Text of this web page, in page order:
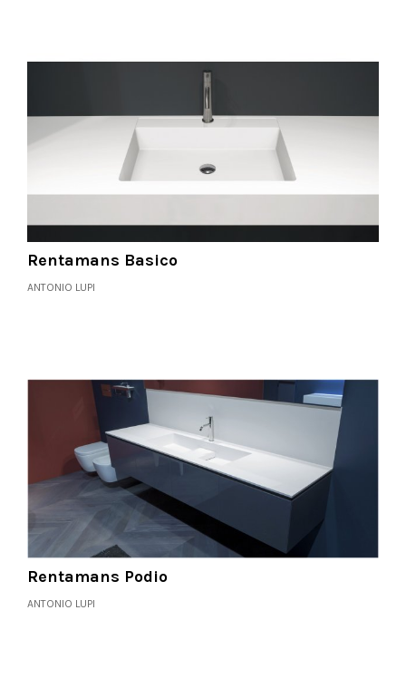
Rentamans Basico
ANTONIO LUPI
Rentamans Podio
ANTONIO LUPI